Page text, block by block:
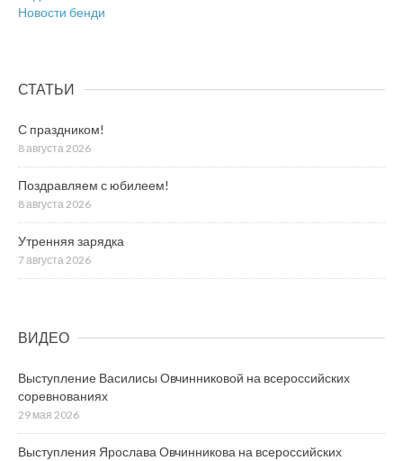
Новости бенди
СТАТЬИ
С праздником!
8 августа 2026
Поздравляем с юбилеем!
8 августа 2026
Утренняя зарядка
7 августа 2026
ВИДЕО
Выступление Василисы Овчинниковой на всероссийских
соревнованиях
29 мая 2026
Выступления Ярослава Овчинникова на всероссийских